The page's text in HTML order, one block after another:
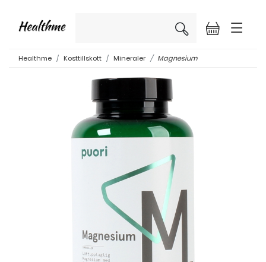
×
Healthme Kosttillskott Mineraler Magnesium